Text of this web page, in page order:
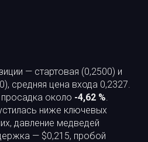
— стартовая (0,2500) и
средняя цена входа 0,2327.
около -4,62 %
ниже ключевых
давление медведей
— $0,215, пробой